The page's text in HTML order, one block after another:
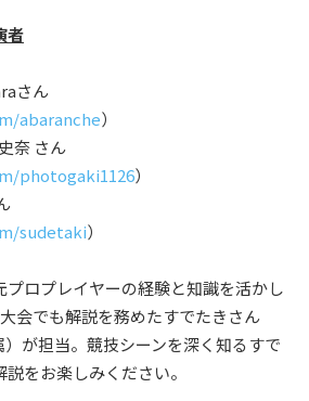
者
さん
abaranche）
奈 さん
photogaki1126）
sudetaki）
ロプレイヤーの経験と知識を活かし
会でも解説を務めたすでたきさん
）が担当。競技シーンを深く知るすで
をお楽しみください。